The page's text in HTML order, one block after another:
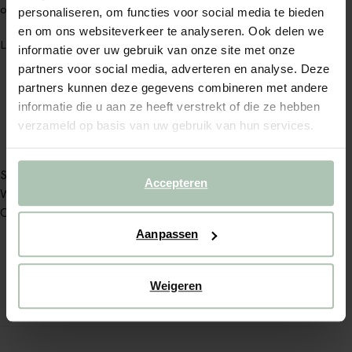
personaliseren, om functies voor social media te bieden
en om ons websiteverkeer te analyseren. Ook delen we
informatie over uw gebruik van onze site met onze
partners voor social media, adverteren en analyse. Deze
partners kunnen deze gegevens combineren met andere
informatie die u aan ze heeft verstrekt of die ze hebben
verzameld op basis van uw gebruik van hun services.
Accepteren
Aanpassen
Weigeren
outfit samen voor meiden in de leeftijd van 3 tot 12 jaar.
Lees meer
Service
Winkels
Over Sissy-Boy
BLIJF DICHTBIJ, OOK ONLINE
TikTokPinterest